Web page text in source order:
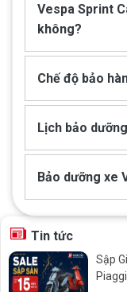
Mức tiêu thụ nhiên
liệu
Vespa Sprint
không?
Chế độ bảo
Lịch bảo
Bảo dưỡng xe
Tin tức
Sập